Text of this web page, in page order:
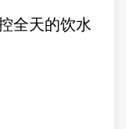
全天的饮水